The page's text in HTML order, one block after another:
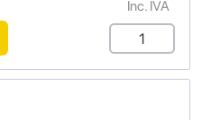
Inc. IVA